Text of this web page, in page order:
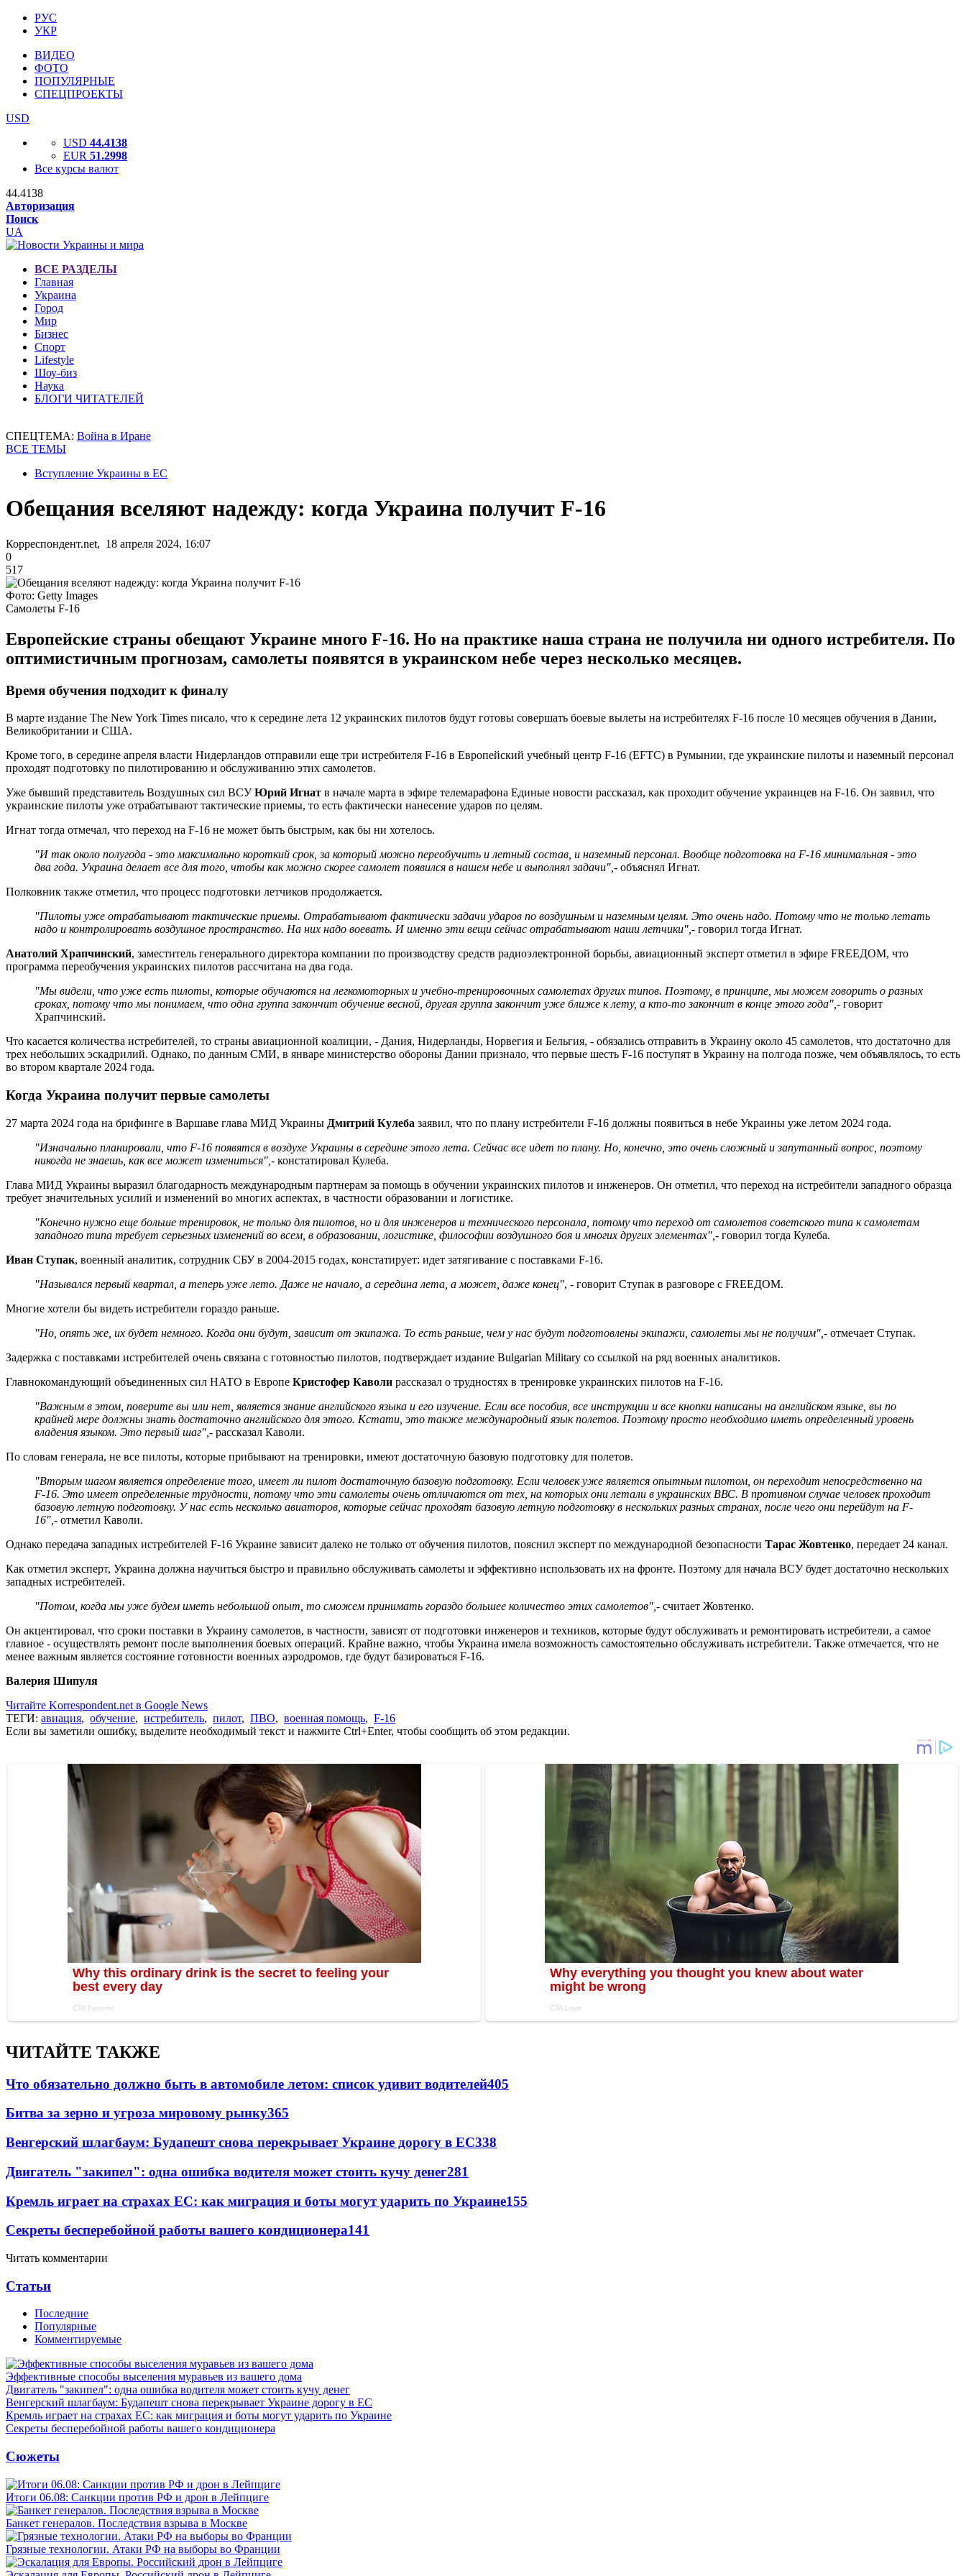
РУС
УКР
ВИДЕО
ФОТО
ПОПУЛЯРНЫЕ
СПЕЦПРОЕКТЫ
USD
USD 44.4138
EUR 51.2998
Все курсы валют
44.4138
Авторизация
Поиск
UA
ВСЕ РАЗДЕЛЫ
Главная
Украина
Город
Мир
Бизнес
Спорт
Lifestyle
Шоу-биз
Наука
БЛОГИ ЧИТАТЕЛЕЙ
СПЕЦТЕМА: Война в Иране
ВСЕ ТЕМЫ
Вступление Украины в ЕС
Обещания вселяют надежду: когда Украина получит F-16
Корреспондент.net, 18 апреля 2024, 16:07
0
517
Фото: Getty Images
Самолеты F-16
Европейские страны обещают Украине много F-16. Но на практике наша страна не получила ни одного истребителя. По
оптимистичным прогнозам, самолеты появятся в украинском небе через несколько месяцев.
Время обучения подходит к финалу
В марте издание The New York Times писало, что к середине лета 12 украинских пилотов будут готовы совершать боевые вылеты на истребителях F-16 после 10 месяцев обучения в Дании,
Великобритании и США.
Кроме того, в середине апреля власти Нидерландов отправили еще три истребителя F-16 в Европейский учебный центр F-16 (EFTC) в Румынии, где украинские пилоты и наземный персонал
проходят подготовку по пилотированию и обслуживанию этих самолетов.
Уже бывший представитель Воздушных сил ВСУЮрий Игнат в начале марта в эфире телемарафона Единые новости рассказал, как проходит обучение украинцев на F-16. Он заявил, что
украинские пилоты уже отрабатывают тактические приемы, то есть фактически нанесение ударов по целям.
Игнат тогда отмечал, что переход на F-16 не может быть быстрым, как бы ни хотелось.
"И так около полугода - это максимально короткий срок, за который можно переобучить и летный состав, и наземный персонал. Вообще подготовка на F-16 минимальная - это
два года. Украина делает все для того, чтобы как можно скорее самолет появился в нашем небе и выполнял задачи",- объяснял Игнат.
Полковник также отметил, что процесс подготовки летчиков продолжается.
"Пилоты уже отрабатывают тактические приемы. Отрабатывают фактически задачи ударов по воздушным и наземным целям. Это очень надо. Потому что не только летать
надо и контролировать воздушное пространство. На них надо воевать. И именно эти вещи сейчас отрабатывают наши летчики",- говорил тогда Игнат.
Анатолий Храпчинский, заместитель генерального директора компании по производству средств радиоэлектронной борьбы, авиационный эксперт отметил в эфире FREEДОМ, что
программа переобучения украинских пилотов рассчитана на два года.
"Мы видели, что уже есть пилоты, которые обучаются на легкомоторных и учебно-тренировочных самолетах других типов. Поэтому, в принципе, мы можем говорить о разных
сроках, потому что мы понимаем, что одна группа закончит обучение весной, другая группа закончит уже ближе к лету, а кто-то закончит в конце этого года",- говорит
Храпчинский.
Что касается количества истребителей, то страны авиационной коалиции, - Дания, Нидерланды, Норвегия и Бельгия, - обязались отправить в Украину около 45 самолетов, что достаточно для
трех небольших эскадрилий. Однако, по данным СМИ, в январе министерство обороны Дании признало, что первые шесть F-16 поступят в Украину на полгода позже, чем объявлялось, то есть
во втором квартале 2024 года.
Когда Украина получит первые самолеты
27 марта 2024 года на брифинге в Варшаве глава МИД Украины Дмитрий Кулеба заявил, что по плану истребители F-16 должны появиться в небе Украины уже летом 2024 года.
"Изначально планировали, что F-16 появятся в воздухе Украины в середине этого лета. Сейчас все идет по плану. Но, конечно, это очень сложный и запутанный вопрос, поэтому
никогда не знаешь, как все может измениться", - констатировал Кулеба.
Глава МИД Украины выразил благодарность международным партнерам за помощь в обучении украинских пилотов и инженеров. Он отметил, что переход на истребители западного образца
требует значительных усилий и изменений во многих аспектах, в частности образовании и логистике.
"Конечно нужно еще больше тренировок, не только для пилотов, но и для инженеров и технического персонала, потому что переход от самолетов советского типа к самолетам
западного типа требует серьезных изменений во всем, в образовании, логистике, философии воздушного боя и многих других элементах", - говорил тогда Кулеба.
Иван Ступак, военный аналитик, сотрудник СБУ в 2004-2015 годах, констатирует: идет затягивание с поставками F-16.
"Назывался первый квартал, а теперь уже лето. Даже не начало, а середина лета, а может, даже конец", - говорит Ступак в разговоре с FREEДОМ.
Многие хотели бы видеть истребители гораздо раньше.
"Но, опять же, их будет немного. Когда они будут, зависит от экипажа. То есть раньше, чем у нас будут подготовлены экипажи, самолеты мы не получим", - отмечает Ступак.
Задержка с поставками истребителей очень связана с готовностью пилотов, подтверждает издание Bulgarian Military со ссылкой на ряд военных аналитиков.
Главнокомандующий объединенных сил НАТО в Европе Кристофер Каволи рассказал о трудностях в тренировке украинских пилотов на F-16.
"Важным в этом, поверите вы или нет, является знание английского языка и его изучение. Если все пособия, все инструкции и все кнопки написаны на английском языке, вы по
крайней мере должны знать достаточно английского для этого. Кстати, это также международный язык полетов. Поэтому просто необходимо иметь определенный уровень
владения языком. Это первый шаг", - рассказал Каволи.
По словам генерала, не все пилоты, которые прибывают на тренировки, имеют достаточную базовую подготовку для полетов.
"Вторым шагом является определение того, имеет ли пилот достаточную базовую подготовку. Если человек уже является опытным пилотом, он переходит непосредственно на
F-16. Это имеет определенные трудности, потому что эти самолеты очень отличаются от тех, на которых они летали в украинских ВВС. В противном случае человек проходит
базовую летную подготовку. У нас есть несколько авиаторов, которые сейчас проходят базовую летную подготовку в нескольких разных странах, после чего они перейдут на F-
16", - отметил Каволи.
Однако передача западных истребителей F-16 Украине зависит далеко не только от обучения пилотов, пояснил эксперт по международной безопасности Тарас Жовтенко, передает 24 канал.
Как отметил эксперт, Украина должна научиться быстро и правильно обслуживать самолеты и эффективно использовать их на фронте. Поэтому для начала ВСУ будет достаточно нескольких
западных истребителей.
"Потом, когда мы уже будем иметь небольшой опыт, то сможем принимать гораздо большее количество этих самолетов", - считает Жовтенко.
Он акцентировал, что сроки поставки в Украину самолетов, в частности, зависят от подготовки инженеров и техников, которые будут обслуживать и ремонтировать истребители, а самое
главное - осуществлять ремонт после выполнения боевых операций. Крайне важно, чтобы Украина имела возможность самостоятельно обслуживать истребители. Также отмечается, что не
менее важным является состояние готовности военных аэродромов, где будут базироваться F-16.
Валерия Шипуля
Читайте Korrespondent.net в Google News
ТЕГИ: авиация, обучение, истребитель, пилот, ПВО, военная помощь, F-16
Если вы заметили ошибку, выделите необходимый текст и нажмите Ctrl+Enter, чтобы сообщить об этом редакции.
ЧИТАЙТЕ ТАКЖЕ
Что обязательно должно быть в автомобиле летом: список удивит водителей405
Битва за зерно и угроза мировому рынку365
Венгерский шлагбаум: Будапешт снова перекрывает Украине дорогу в ЕС338
Двигатель "закипел": одна ошибка водителя может стоить кучу денег281
Кремль играет на страхах ЕС: как миграция и боты могут ударить по Украине155
Секреты бесперебойной работы вашего кондиционера141
Читать комментарии
Статьи
Последние
Популярные
Комментируемые
Эффективные способы выселения муравьев из вашего дома
Двигатель "закипел": одна ошибка водителя может стоить кучу денег
Венгерский шлагбаум: Будапешт снова перекрывает Украине дорогу в ЕС
Кремль играет на страхах ЕС: как миграция и боты могут ударить по Украине
Секреты бесперебойной работы вашего кондиционера
Сюжеты
Итоги 06.08: Санкции против РФ и дрон в Лейпциге
Банкет генералов. Последствия взрыва в Москве
Грязные технологии. Атаки РФ на выборы во Франции